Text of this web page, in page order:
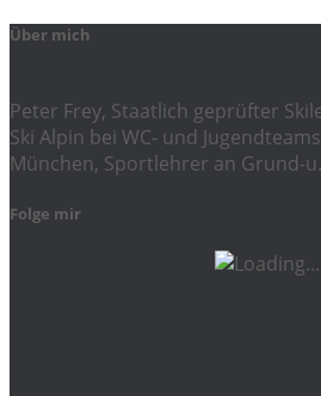
Über mich
Peter Frey, Staatlich geprüfter
Ski Alpin bei WC- und
München, Sportlehrer an Grund-
Folge mir